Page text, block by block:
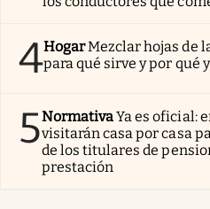
4HogarMezclar hojas de
para qué sirve y por qué
5NormativaYa es oficial:
visitarán casa por casa
de los titulares de
prestación